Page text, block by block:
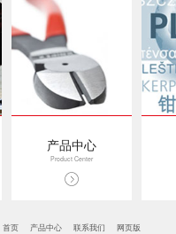
产品中心
Product Center
首页 产品中心 联系我们 网页版